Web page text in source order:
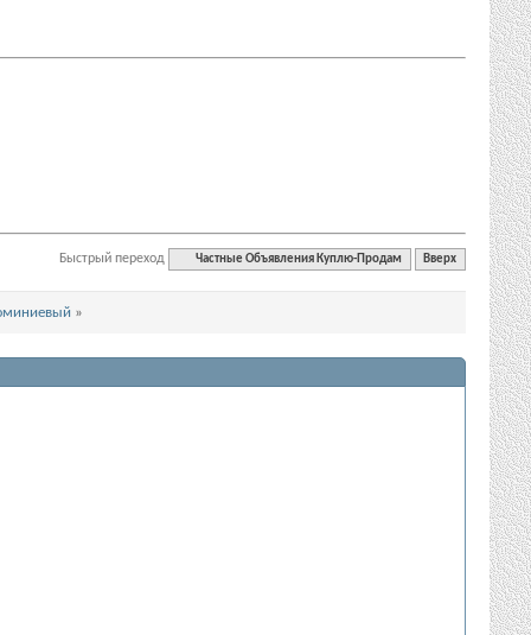
Быстрый переход Частные Объявления Куплю-Продам Вверх
»